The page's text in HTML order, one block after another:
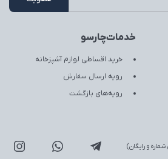
خدمات‌چارسو
خرید اقساطی لوازم آشپزخانه
رویه ارسال سفارش
رویه‌های بازگشت